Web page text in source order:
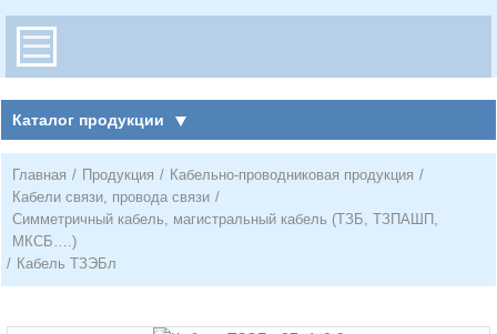
Каталог продукции
Главная / Продукция / Кабельно-проводниковая продукция /
Кабели связи, провода связи /
Симметричный кабель, магистральный кабель (ТЗБ, ТЗПАШП,
МКСБ….)
/ Кабель ТЗЭБл